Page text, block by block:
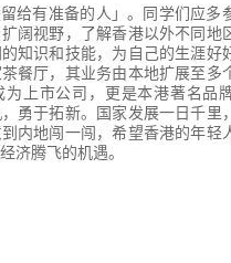
给有准备的人」。同学们应多
阔视野，了解香港以外不同地
知识和技能，为自己的生涯好
餐厅，其业务由本地扩展至多
上市公司，更是本港著名品
勇于拓新。国家发展一日千里
内地闯一闯，希望香港的年轻
济腾飞的机遇。